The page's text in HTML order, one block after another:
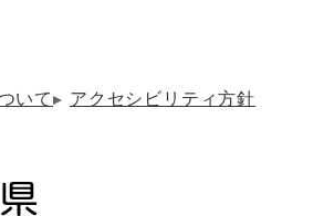
いて
アクセシビリティ方針